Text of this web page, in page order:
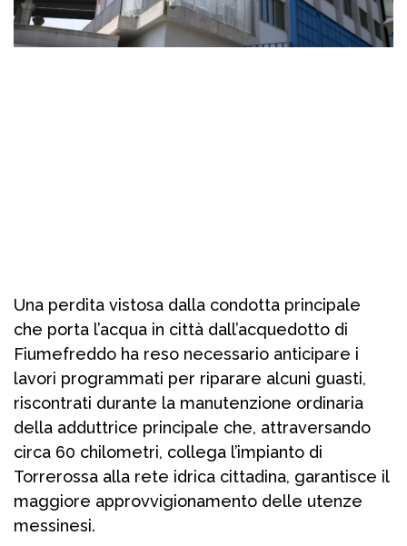
Una perdita vistosa dalla condotta principale
che porta l’acqua in città dall’acquedotto di
Fiumefreddo ha reso necessario anticipare i
lavori programmati per riparare alcuni guasti,
riscontrati durante la manutenzione ordinaria
della adduttrice principale che, attraversando
circa 60 chilometri, collega l’impianto di
Torrerossa alla rete idrica cittadina, garantisce il
maggiore approvvigionamento delle utenze
messinesi.